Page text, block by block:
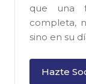
que una
completa,
sino en su
Hazte